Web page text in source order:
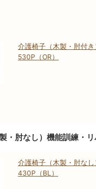
介護椅子（木製・肘付
530P（OR）
・肘なし）機能訓練・
介護椅子（木製・肘な
430P（BL）